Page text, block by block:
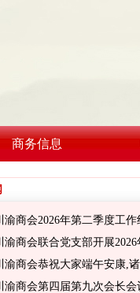
商务信息
渝商会2026年第二季度工作
渝商会联合党支部开展
渝商会恭祝大家端午安康,
渝商会第四届第九次会长会